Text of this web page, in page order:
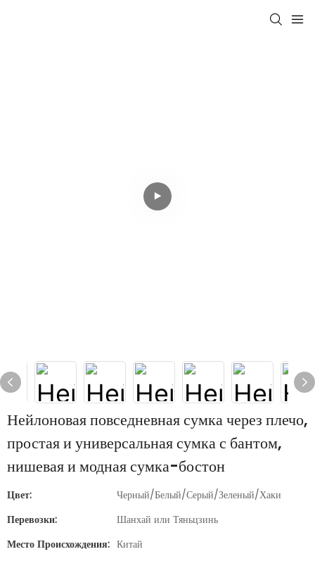
Нейлоновая повседневная сумка через плечо,
простая и универсальная сумка с бантом,
нишевая и модная сумка-бостон
Цвет:
Черный/Белый/Серый/Зеленый/Хаки
Перевозки:
Шанхай или Тяньцзинь
Место Происхождения: Китай